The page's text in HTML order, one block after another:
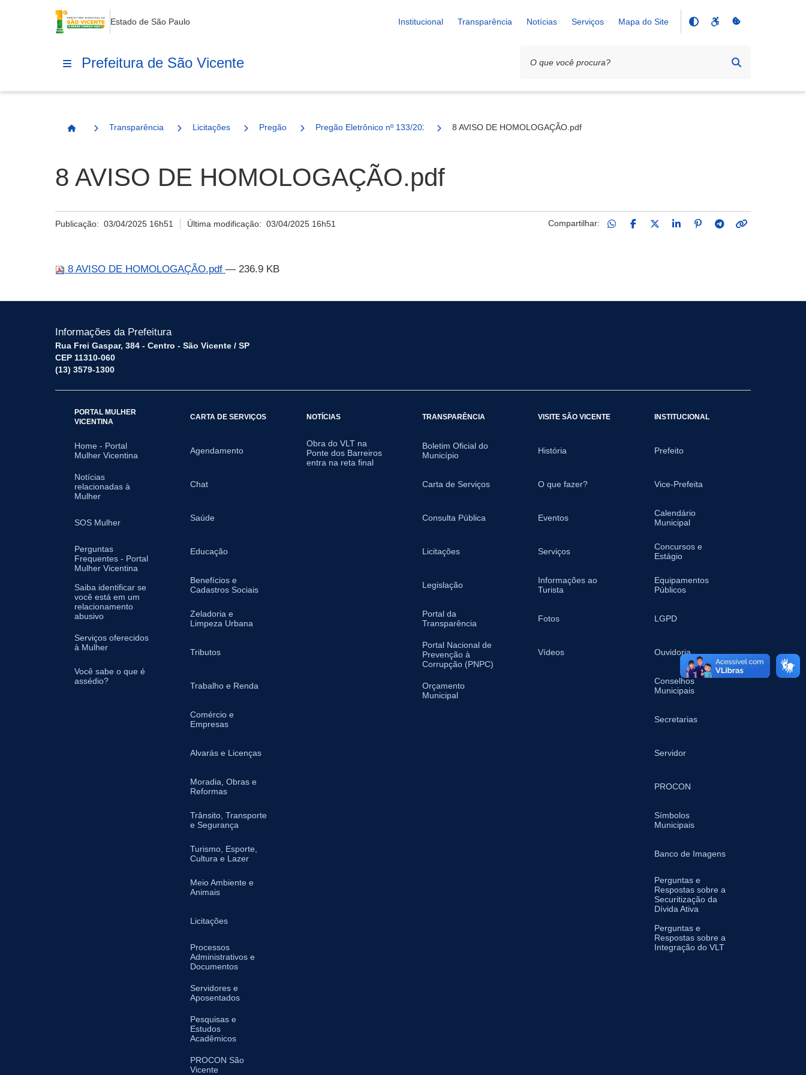
Estado de São Paulo Institucional Transparência Notícias Serviços Mapa do Site
Prefeitura de São Vicente
Página Inicial
Transparência Licitações Pregão Pregão Eletrônico nº 133/2024 - SESAU8 AVISO DE HOMOLOGAÇÃO.pdf
8 AVISO DE HOMOLOGAÇÃO.pdf
Publicação: 03/04/2025 16h51 Última modificação:03/04/2025 16h51 Compartilhar:
8 AVISO DE HOMOLOGAÇÃO.pdf — 236.9 KB
Informações da Prefeitura
Rua Frei Gaspar, 384 - Centro - São Vicente / SP
CEP 11310-060
(13) 3579-1300
PORTAL MULHER
VICENTINA
Home - Portal
Mulher Vicentina
Notícias
relacionadas à
Mulher
SOS Mulher
Perguntas
Frequentes - Portal
Mulher Vicentina
Saiba identificar se
você está em um
relacionamento
abusivo
Serviços oferecidos
à Mulher
Você sabe o que é
assédio?
CARTA DE SERVIÇOS
Agendamento
Chat
Saúde
Educação
Benefícios e
Cadastros Sociais
Zeladoria e
Limpeza Urbana
Tributos
Trabalho e Renda
Comércio e
Empresas
Alvarás e Licenças
Moradia, Obras e
Reformas
Trânsito, Transporte
e Segurança
Turismo, Esporte,
Cultura e Lazer
Meio Ambiente e
Animais
Licitações
Processos
Administrativos e
Documentos
Servidores e
Aposentados
Pesquisas e
Estudos
Acadêmicos
PROCON São
Vicente
NOTÍCIAS
Obra do VLT na
Ponte dos Barreiros
entra na reta final
TRANSPARÊNCIA
Boletim Oficial do
Município
Carta de Serviços
Consulta Pública
Licitações
Legislação
Portal da
Transparência
Portal Nacional de
Prevenção à
Corrupção (PNPC)
Orçamento
Municipal
VISITE SÃO VICENTE
História
O que fazer?
Eventos
Serviços
Informações ao
Turista
Fotos
Vídeos
INSTITUCIONAL
Prefeito
Vice-Prefeita
Calendário
Municipal
Concursos e
Estágio
Equipamentos
Públicos
LGPD
Ouvidoria
Conselhos
Municipais
Secretarias
Servidor
PROCON
Símbolos
Municipais
Banco de Imagens
Perguntas e
Respostas sobre a
Securitização da
Dívida Ativa
Perguntas e
Respostas sobre a
Integração do VLT